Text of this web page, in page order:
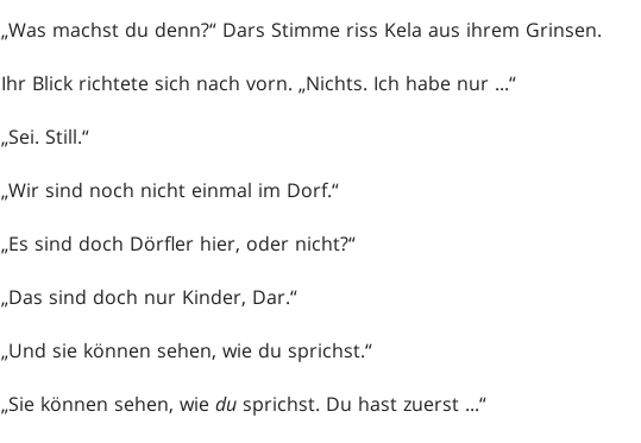
„Was machst du denn?“ Dars Stimme riss Kela aus ihrem Grinsen.
Ihr Blick richtete sich nach vorn. „Nichts. Ich habe nur ...“
„Sei. Still.“
„Wir sind noch nicht einmal im Dorf.“
„Es sind doch Dörfler hier, oder nicht?“
„Das sind doch nur Kinder, Dar.“
„Und sie können sehen, wie du sprichst.“
„Sie können sehen, wie du sprichst. Du hast zuerst ...“